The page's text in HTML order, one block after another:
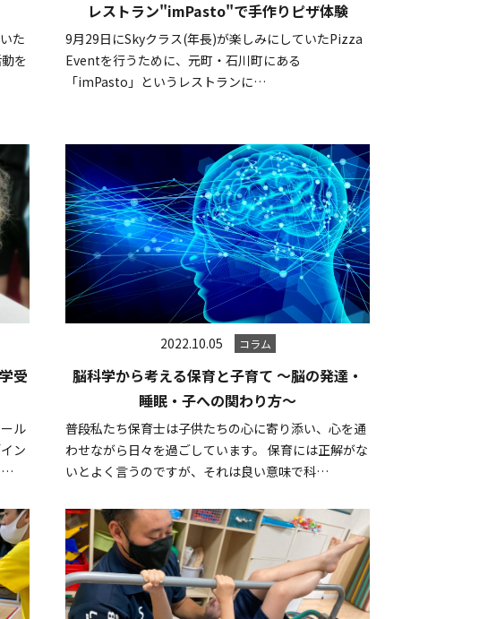
た
を
レストラン"imPasto"で手作りピザ体験
9月29日にSkyクラス(年長)が楽しみにしていたPizza
Eventを行うために、元町・石川町にある
「imPasto」というレストランに…
受
ル
ン
…
2022.10.05 コラム
脳科学から考える保育と子育て ～脳の発達・
睡眠・子への関わり方～
普段私たち保育士は子供たちの心に寄り添い、心を通
わせながら日々を過ごしています。 保育には正解がな
いとよく言うのですが、それは良い意味で科…